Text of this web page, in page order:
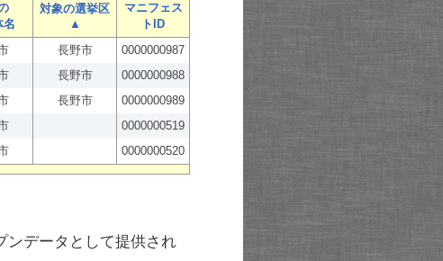
名
対象の選挙区
▲
マニフェス
トID
長野市
0000000987
長野市
0000000988
長野市
0000000989
0000000519
0000000520
ンデータとして提供され